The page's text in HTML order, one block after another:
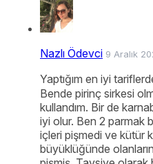
Nazlı Ödevci 9 Aralık
Yaptığım en iyi
Bende pirinç sirkesi
kullandım. Bir de
iyi olur. Ben 2 parmak
içleri pişmedi ve kütür
büyüklüğünde